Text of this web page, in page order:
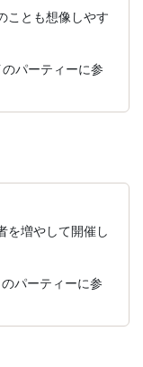
ことも想像しやす
パーティーに参
を増やして開催し
パーティーに参